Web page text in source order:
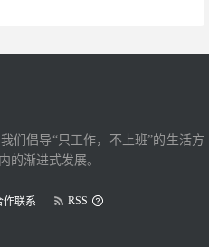
们倡导“只工作，不上班”的生活方
的渐进式发展。
作联系 RSS